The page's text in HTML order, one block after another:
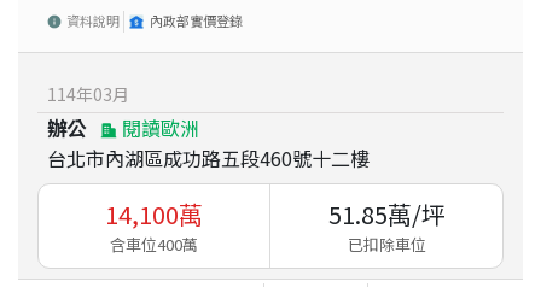
資料說明 內政部實價登錄
114年03月
辦公
閱讀歐洲
台北市內湖區成功路五段460號十二樓
14,100萬
含車位400萬
51.85萬/坪
已扣除車位